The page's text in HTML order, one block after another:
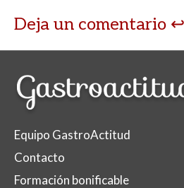
Deja un comentario
Equipo GastroActitud
Contacto
Formación bonificable